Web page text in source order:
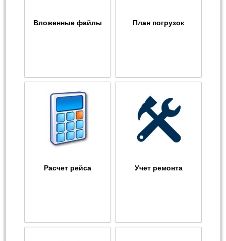
Вложенные файлы План погрузок
Расчет рейса Учет ремонта